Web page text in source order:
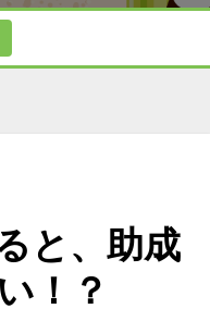
と、助成
！？